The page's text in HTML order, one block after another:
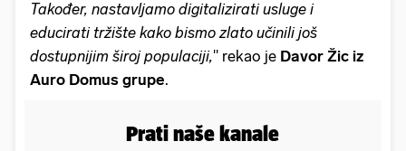
Također, nastavljamo digitalizirati usluge i
educirati tržište kako bismo zlato učinili još
dostupnijim široj populaciji,'' rekao je Davor Žic iz
Auro Domus grupe.
Prati naše kanale